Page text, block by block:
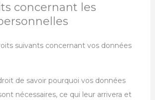
concernant les
suivants concernant vos données
de savoir pourquoi vos données
nécessaires, ce qui leur arrivera et